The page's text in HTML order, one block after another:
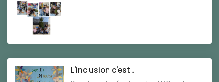
L'inclusion c'est...